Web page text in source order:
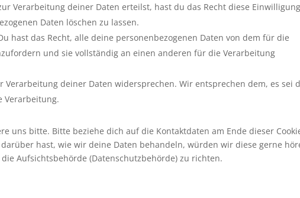
Verarbeitung deiner Daten erteilst, hast du das Recht diese
Daten löschen zu lassen.
hast das Recht, alle deine personenbezogenen Daten von dem für die
und sie vollständig an einen anderen für die Verarbeitung
Verarbeitung deiner Daten widersprechen. Wir entsprechen dem, es sei
Verarbeitung.
uns bitte. Bitte beziehe dich auf die Kontaktdaten am Ende dieser
hast, wie wir deine Daten behandeln, würden wir diese gerne
Aufsichtsbehörde (Datenschutzbehörde) zu richten.